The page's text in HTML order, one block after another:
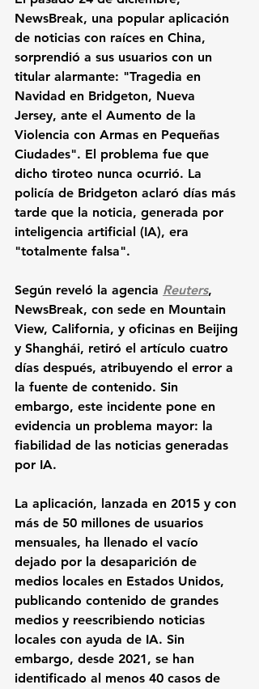
NewsBreak, una popular aplicación
de noticias con raíces en China,
sorprendió a sus usuarios con un
titular alarmante: "Tragedia en
Navidad en Bridgeton, Nueva
Jersey, ante el Aumento de la
Violencia con Armas en Pequeñas
Ciudades". El problema fue que
dicho tiroteo nunca ocurrió. La
policía de Bridgeton aclaró días más
tarde que la noticia, generada por
inteligencia artificial (IA), era
"totalmente falsa".
Según reveló la agencia Reuters,
NewsBreak, con sede en Mountain
View, California, y oficinas en Beijing
y Shanghái, retiró el artículo cuatro
días después, atribuyendo el error a
la fuente de contenido. Sin
embargo, este incidente pone en
evidencia un problema mayor: la
fiabilidad de las noticias generadas
por IA.
La aplicación, lanzada en 2015 y con
más de 50 millones de usuarios
mensuales, ha llenado el vacío
dejado por la desaparición de
medios locales en Estados Unidos,
publicando contenido de grandes
medios y reescribiendo noticias
locales con ayuda de IA. Sin
embargo, desde 2021, se han
identificado al menos 40 casos de